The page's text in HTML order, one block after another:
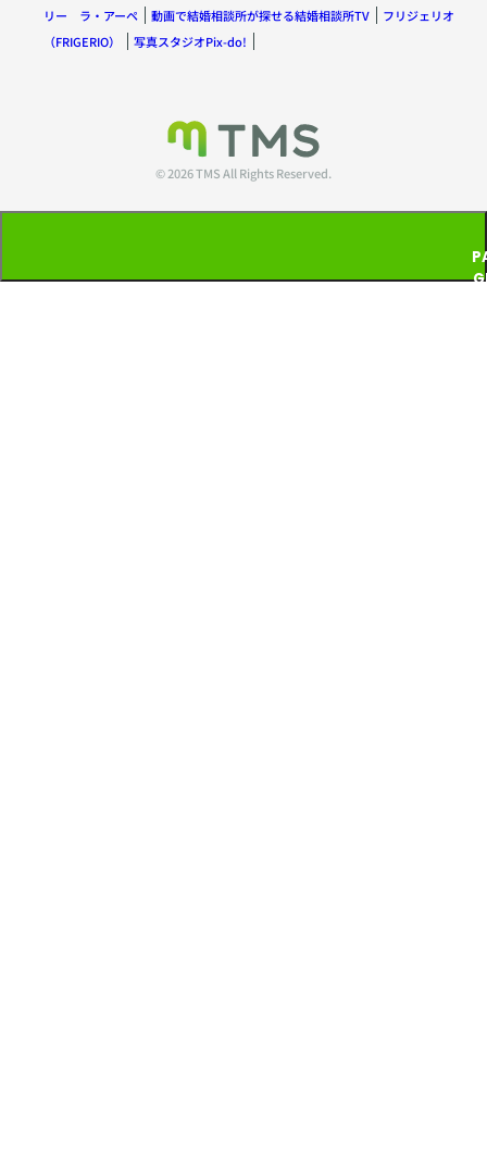
リー ラ・アーペ
動画で結婚相談所が探せる結婚相談所TV
フリジェリオ
（FRIGERIO）
写真スタジオPix-do!
© 2026 TMS All Rights Reserved.